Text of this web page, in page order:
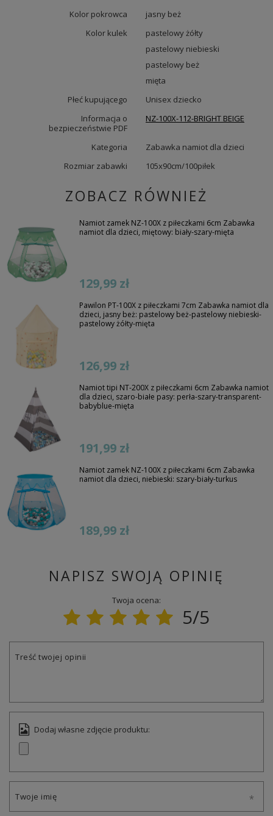
Kolor pokrowca
jasny beż
Kolor kulek
pastelowy żółty
pastelowy niebieski
pastelowy beż
mięta
Płeć kupującego
Unisex dziecko
Informacja o
bezpieczeństwie PDF
NZ-100X-112-BRIGHT BEIGE
Kategoria
Zabawka namiot dla dzieci
Rozmiar zabawki
105x90cm/100piłek
ZOBACZ RÓWNIEŻ
Namiot zamek NZ-100X z piłeczkami 6cm Zabawka
namiot dla dzieci, miętowy: biały-szary-mięta
129,99 zł
Pawilon PT-100X z piłeczkami 7cm Zabawka namiot dla
dzieci, jasny beż: pastelowy beż-pastelowy niebieski-
pastelowy żółty-mięta
126,99 zł
Namiot tipi NT-200X z piłeczkami 6cm Zabawka namiot
dla dzieci, szaro-białe pasy: perła-szary-transparent-
babyblue-mięta
191,99 zł
Namiot zamek NZ-100X z piłeczkami 6cm Zabawka
namiot dla dzieci, niebieski: szary-biały-turkus
189,99 zł
NAPISZ SWOJĄ OPINIĘ
Twoja ocena:
5/5
Treść twojej opinii
Dodaj własne zdjęcie produktu:
Twoje imię